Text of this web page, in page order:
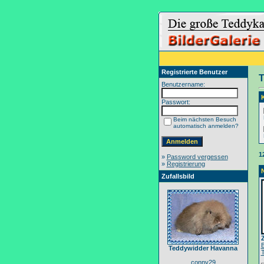
Registrierte Benutzer
Benutzername:
Passwort:
Beim nächsten Besuch
automatisch anmelden?
» Password vergessen
» Registrierung
Zufallsbild
Teddywidder Havanna
conny29